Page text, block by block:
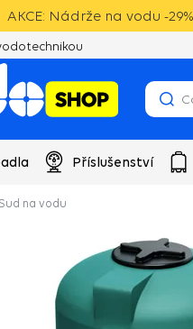
AKCE: Nádrže na vodu -
Příslušenství
Sud na vodu